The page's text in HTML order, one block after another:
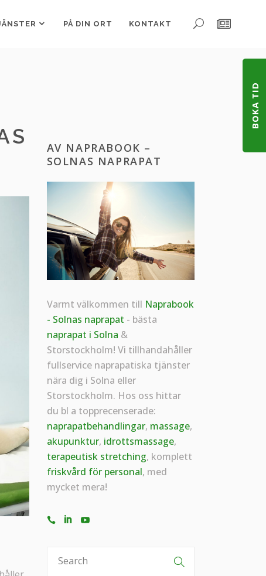
PÅ DIN ORT KONTAKT
AV NAPRABOOK –
SOLNAS NAPRAPAT
Varmt välkommen till Naprabook
- Solnas naprapat - bästa
naprapat i Solna &
Storstockholm! Vi tillhandahåller
fullservice naprapatiska tjänster
nära dig i Solna eller
Storstockholm. Hos oss hittar
du bl a topprecenserade:
naprapatbehandlingar, massage,
akupunktur, idrottsmassage,
terapeutisk stretching, komplett
friskvård för personal, med
mycket mera!
BOKA TID